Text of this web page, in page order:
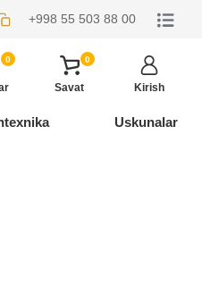
+998 55 503 88 00
0 0
Savat Kirish
Uskunalar